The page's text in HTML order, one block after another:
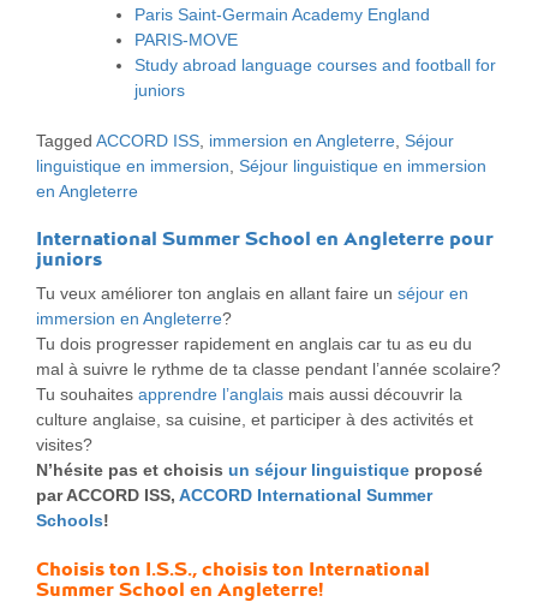
Paris Saint-Germain Academy England
PARIS-MOVE
Study abroad language courses and football for
juniors
Tagged ACCORD ISS immersion en Angleterre Séjour
linguistique en immersion Séjour linguistique en immersion
en Angleterre
International Summer School en Angleterre pour
juniors
Tu veux améliorer ton anglais en allant faire un séjour en
immersion en Angleterre?
Tu dois progresser rapidement en anglais car tu as eu du
mal à suivre le rythme de ta classe pendant l’année scolaire?
Tu souhaites apprendre l’anglais mais aussi découvrir la
culture anglaise, sa cuisine, et participer à des activités et
visites?
N’hésite pas et choisis un séjour linguistique proposé
par ACCORD ISS, ACCORD International Summer
Schools!
Choisis ton I.S.S., choisis ton International
Summer School en Angleterre!